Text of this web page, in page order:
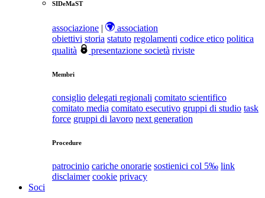
SIDeMaST
associazione |
association
obiettivi storia statuto regolamenti codice etico politica
qualità
presentazione società riviste
Membri
consiglio delegati regionali comitato scientifico
comitato media comitato esecutivo gruppi di studio task
force gruppi di lavoro next generation
Procedure
patrocinio cariche onorarie sostienici col 5‰ link
disclaimer cookie privacy
Soci